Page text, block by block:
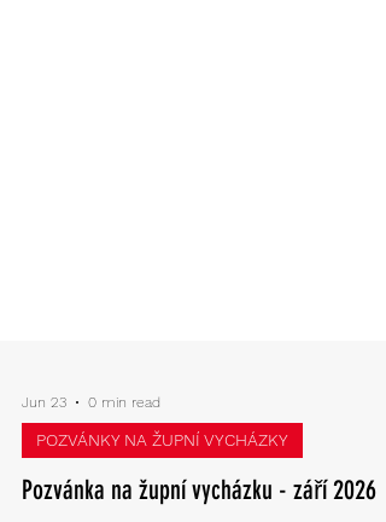
Jun 23 0 min read
POZVÁNKY NA ŽUPNÍ VYCHÁZKY